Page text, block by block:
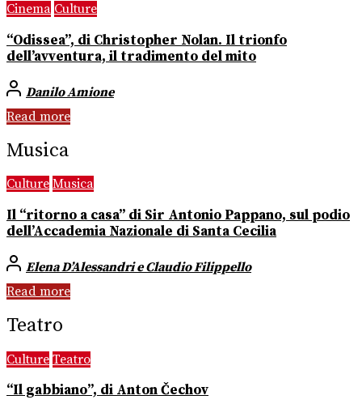
Cinema Culture
“Odissea”, di Christopher Nolan. Il trionfo
dell’avventura, il tradimento del mito
Danilo Amione
Read more
Musica
Culture Musica
Il “ritorno a casa” di Sir Antonio Pappano, sul podio
dell’Accademia Nazionale di Santa Cecilia
Elena D’Alessandri e Claudio Filippello
Read more
Teatro
Culture Teatro
“Il gabbiano”, di Anton Čechov